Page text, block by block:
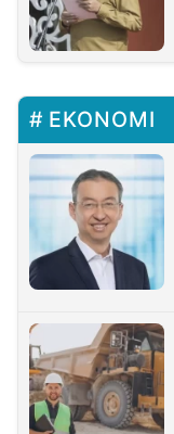
EKONOMI